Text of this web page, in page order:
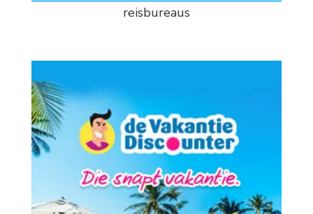
reisbureaus